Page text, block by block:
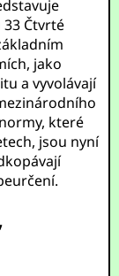
Čtvrté
jako
a vyvolávají
které
jsou nyní